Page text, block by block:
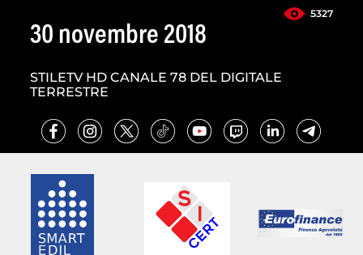
5327
30 novembre 2018
STILETV HD CANALE 78 DEL DIGITALE
TERRESTRE